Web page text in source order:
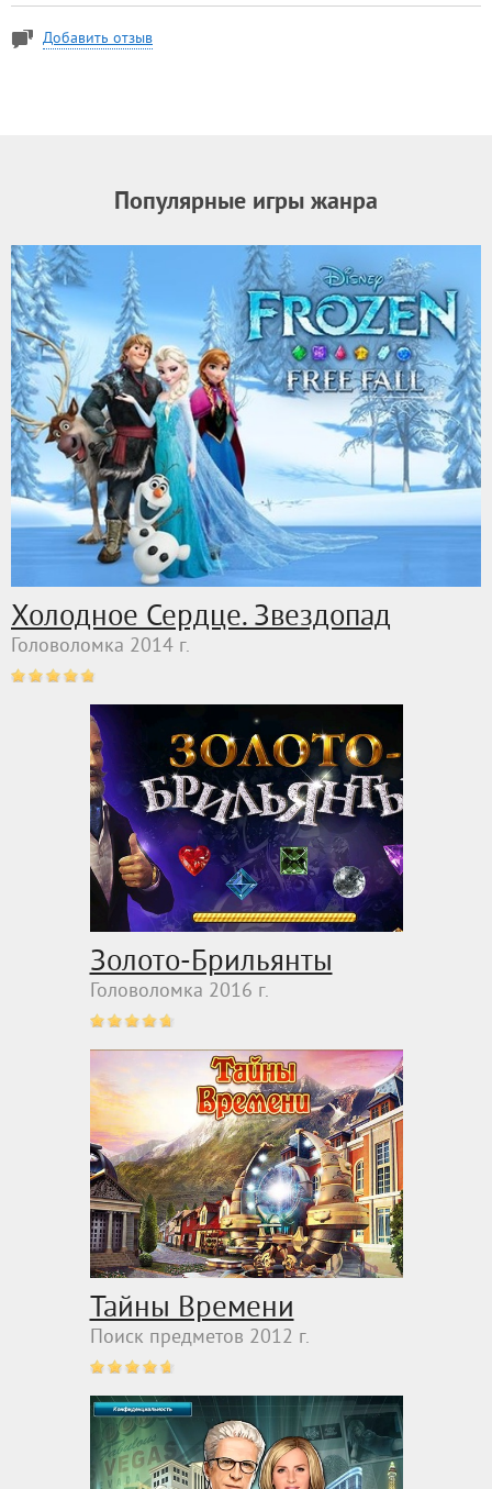
Добавить отзыв
Популярные игры жанра
Холодное Сердце. Звездопад
Головоломка 2014 г.
Золото-Брильянты
Головоломка 2016 г.
Тайны Времени
Поиск предметов 2012 г.